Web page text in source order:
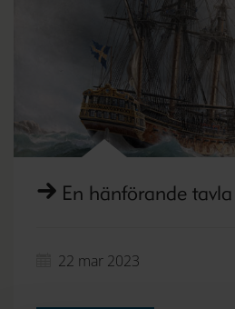
En hänförande tavla
22 mar 2023